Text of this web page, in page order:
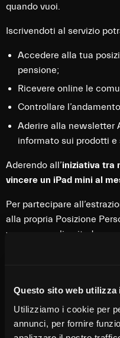
Questo sito web utilizza
Utilizziamo i cookie per
annunci, per fornire
quando vuoi.
Iscrivendoti al servizio
Accedere alla tua
pensione;
Ricevere online le
Controllare
Aderire alla newsletter
informato sui prodotti e
Aderendo all’iniziativa tra
vincere un iPad mini al
Per partecipare
alla propria Posizione
www.arcaonline.it
dove
regolamento completo e